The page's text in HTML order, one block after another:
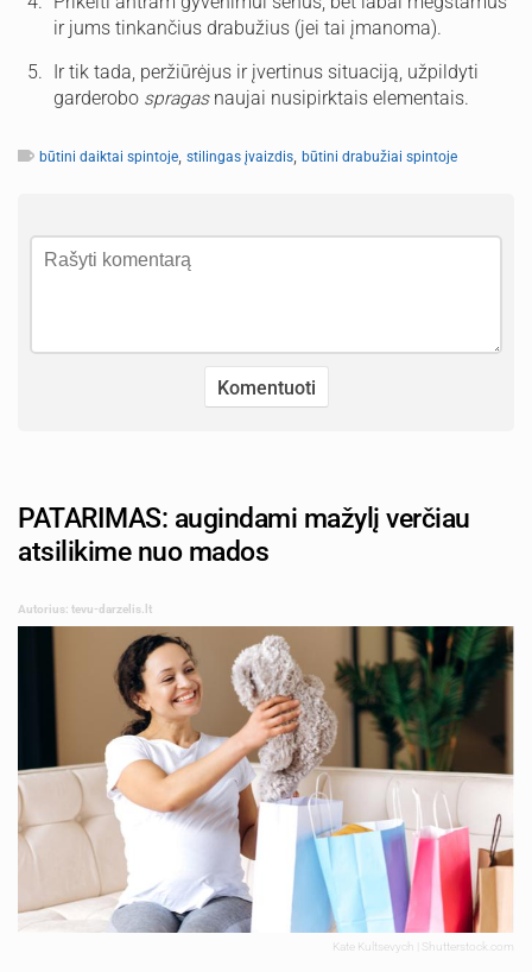
ir jums tinkančius drabužius (jei tai įmanoma).
Ir tik tada, peržiūrėjus ir įvertinus situaciją, užpildyti
garderobo spragasnaujai nusipirktais elementais.
būtini daiktai spintoje stilingas įvaizdis būtini drabužiai spintoje
PATARIMAS: augindami mažylį verčiau
atsilikime nuo mados
Autorius: tevu-darzelis.lt
Kate Kultsevych | Shutterstock.com